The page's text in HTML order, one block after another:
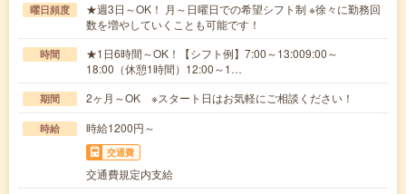
曜日頻度
★週3日～OK！ 月～日曜日での希望シフト制 ※徐々に勤務回
数を増やしていくことも可能です！
時間
★1日6時間～OK！【シフト例】7:00～13:009:00～
18:00（休憩1時間）12:00～1…
期間 2ヶ月～OK ※スタート日はお気軽にご相談ください！
時給 時給1200円～
交通費
交通費規定内支給